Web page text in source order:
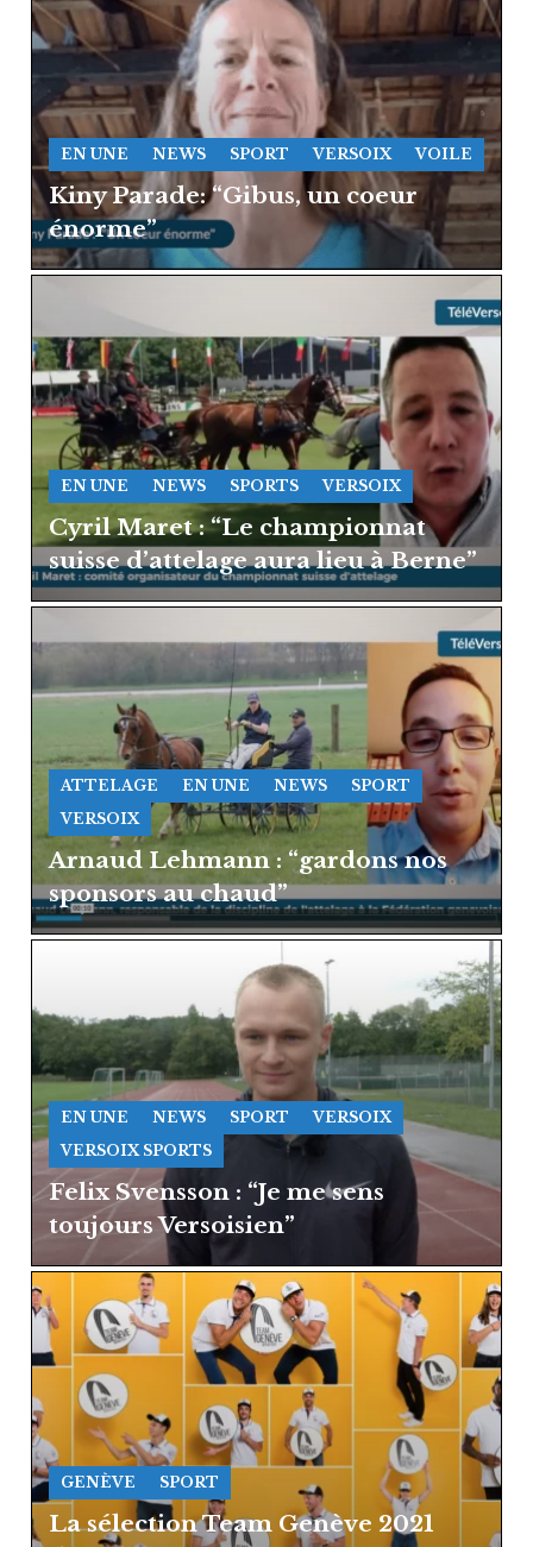
EN UNE NEWS SPORT VERSOIX VOILE
Kiny Parade: “Gibus, un coeur
énorme”
EN UNE NEWS SPORTS VERSOIX
Cyril Maret : “Le championnat
suisse d’attelage aura lieu à Berne”
ATTELAGE EN UNE NEWS
SPORT
VERSOIX
Arnaud Lehmann : “gardons nos
sponsors au chaud”
EN UNE NEWS SPORT
VERSOIX
VERSOIX SPORTS
Felix Svensson : “Je me sens
toujours Versoisien”
GENÈVE SPORT
La sélection Team Genève 2021